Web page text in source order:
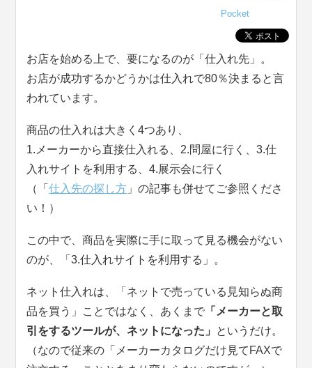
Pocket
お店を始める上で、要になるのが「仕入れ先」。
お店が成功するかどうかは仕入れで80％決まると言
われています。
商品の仕入れは大きく4つあり、
1.メーカーから直接仕入れる、2.問屋に行く、3.仕
入れサイトを利用する、4.展示会に行く
（「仕入先の探し方 」の記事も併せてご参照くださ
い！）
この中で、商品を実際に手に取って見る機会がない
のが、「3.仕入れサイトを利用する」。
ネット仕入れは、「ネットで売っている見知らぬ商
品を買う」ことではなく、あくまで 「メーカーと取
引をするツールが、ネットになった」 というだけ。
（なので従来の「メーカーカタログだけ見てFAXで